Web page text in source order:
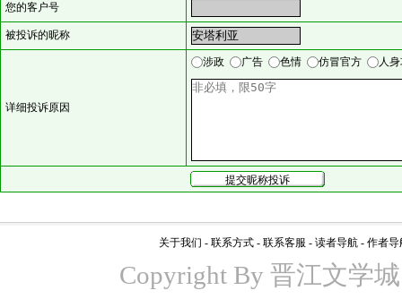
您的客户号
被投诉的昵称
详细投诉原因
涉政 广告 色情 仿冒官方 人
关于我们 - 联系方式 - 联系客服 - 读者导航 - 作者导
Copyright By 晋江文学